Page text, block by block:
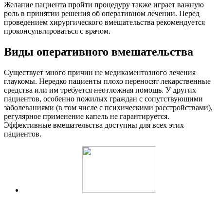
Желание пациента пройти процедуру также играет важную
роль в принятии решения об оперативном лечении. Перед
проведением хирургического вмешательства рекомендуется
проконсультироваться с врачом.
Виды оперативного вмешательства
Существует много причин не медикаментозного лечения
глаукомы. Нередко пациенты плохо переносят лекарственные
средства или им требуется неотложная помощь. У других
пациентов, особенно пожилых граждан с сопутствующими
заболеваниями (в том числе с психическими расстройствами),
регулярное применение капель не гарантируется.
Эффективные вмешательства доступны для всех этих
пациентов.